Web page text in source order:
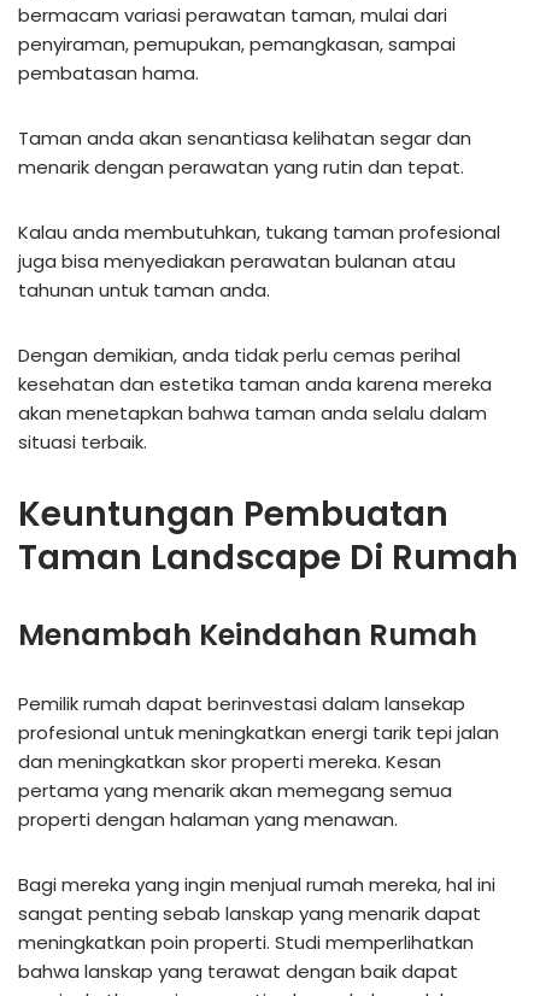
bermacam variasi perawatan taman, mulai dari
penyiraman, pemupukan, pemangkasan, sampai
pembatasan hama.
Taman anda akan senantiasa kelihatan segar dan
menarik dengan perawatan yang rutin dan tepat.
Kalau anda membutuhkan, tukang taman profesional
juga bisa menyediakan perawatan bulanan atau
tahunan untuk taman anda.
Dengan demikian, anda tidak perlu cemas perihal
kesehatan dan estetika taman anda karena mereka
akan menetapkan bahwa taman anda selalu dalam
situasi terbaik.
Keuntungan Pembuatan
Taman Landscape Di Rumah
Menambah Keindahan Rumah
Pemilik rumah dapat berinvestasi dalam lansekap
profesional untuk meningkatkan energi tarik tepi jalan
dan meningkatkan skor properti mereka. Kesan
pertama yang menarik akan memegang semua
properti dengan halaman yang menawan.
Bagi mereka yang ingin menjual rumah mereka, hal ini
sangat penting sebab lanskap yang menarik dapat
meningkatkan poin properti. Studi memperlihatkan
bahwa lanskap yang terawat dengan baik dapat